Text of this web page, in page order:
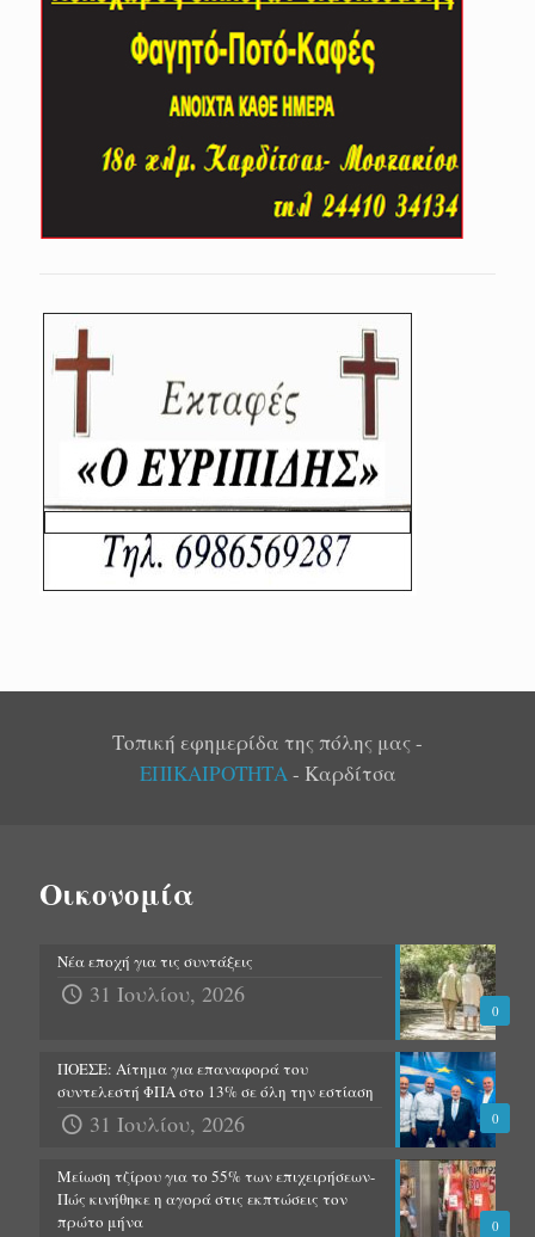
Τοπική εφημερίδα της πόλης μας -
ΕΠΙΚΑΙΡΟΤΗΤΑ- Καρδίτσα
Οικονομία
0
Νέα εποχή για τις συντάξεις
31 Ιουλίου, 2026
0
ΠΟΕΣΕ: Αίτημα για επαναφορά του
συντελεστή ΦΠΑ στο 13% σε όλη την εστίαση
31 Ιουλίου, 2026
0
Μείωση τζίρου για το 55% των επιχειρήσεων-
Πώς κινήθηκε η αγορά στις εκπτώσεις τον
πρώτο μήνα